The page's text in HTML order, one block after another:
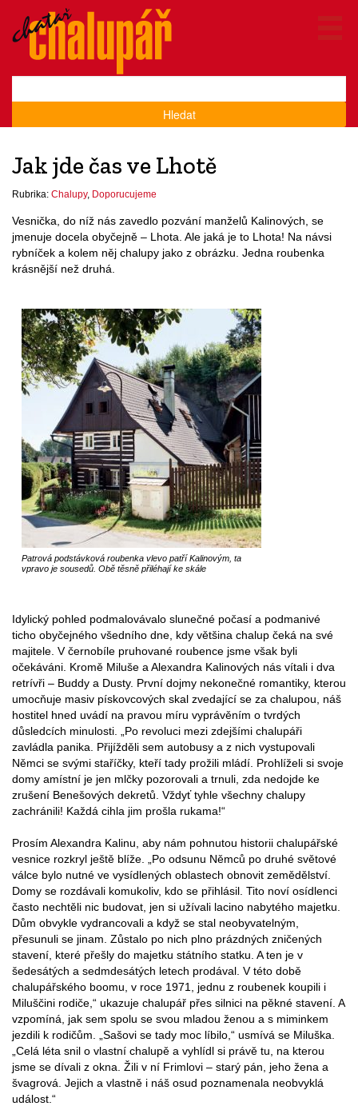
Hledat
Jak jde čas ve Lhotě
Rubrika: Chalupy, Doporucujeme
Patrová podstávková roubenka vlevo patří Kalinovým, ta
vpravo je sousedů. Obě těsně přiléhají ke skále
Vesnička, do níž nás zavedlo pozvání manželů Kalinových, se
jmenuje docela obyčejně – Lhota. Ale jaká je to Lhota! Na návsi
rybníček a kolem něj chalupy jako z obrázku. Jedna roubenka
krásnější než druhá.
Idylický pohled podmalovávalo slunečné počasí a podmanivé
ticho obyčejného všedního dne, kdy většina chalup čeká na své
majitele. V černobíle pruhované roubence jsme však byli
očekáváni. Kromě Miluše a Alexandra Kalinových nás vítali i dva
retrívři – Buddy a Dusty. První dojmy nekonečné romantiky, kterou
umocňuje masiv pískovcových skal zvedající se za chalupou, náš
hostitel hned uvádí na pravou míru vyprávěním o tvrdých
důsledcích minulosti. „Po revoluci mezi zdejšími chalupáři
zavládla panika. Přijížděli sem autobusy a z nich vystupovali
Němci se svými staříčky, kteří tady prožili mládí. Prohlíželi si svoje
domy amístní je jen mlčky pozorovali a trnuli, zda nedojde ke
zrušení Benešových dekretů. Vždyť tyhle všechny chalupy
zachránili! Každá cihla jim prošla rukama!“
Prosím Alexandra Kalinu, aby nám pohnutou historii chalupářské
vesnice rozkryl ještě blíže. „Po odsunu Němců po druhé světové
válce bylo nutné ve vysídlených oblastech obnovit zemědělství.
Domy se rozdávali komukoliv, kdo se přihlásil. Tito noví osídlenci
často nechtěli nic budovat, jen si užívali lacino nabytého majetku.
Dům obvykle vydrancovali a když se stal neobyvatelným,
přesunuli se jinam. Zůstalo po nich plno prázdných zničených
stavení, které přešly do majetku státního statku. A ten je v
šedesátých a sedmdesátých letech prodával. V této době
chalupářského boomu, v roce 1971, jednu z roubenek koupili i
Miluščini rodiče,“ ukazuje chalupář přes silnici na pěkné stavení. A
vzpomíná, jak sem spolu se svou mladou ženou a s miminkem
jezdili k rodičům. „Sašovi se tady moc líbilo,“ usmívá se Miluška.
„Celá léta snil o vlastní chalupě a vyhlídl si právě tu, na kterou
jsme se dívali z okna. Žili v ní Frimlovi – starý pán, jeho žena a
švagrová. Jejich a vlastně i náš osud poznamenala neobvyklá
událost.“